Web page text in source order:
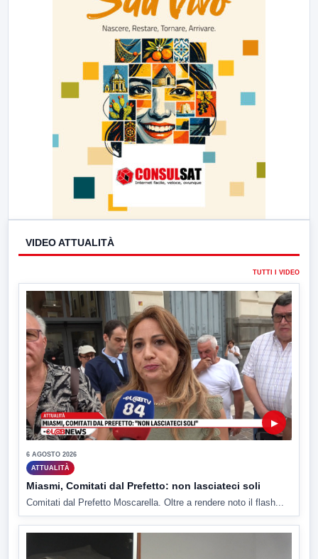
VIDEO ATTUALITÀ
TUTTI I VIDEO
▶
6 AGOSTO 2026
ATTUALITÀ
Miasmi, Comitati dal Prefetto: non lasciateci soli
Comitati dal Prefetto Moscarella. Oltre a rendere noto il flash...